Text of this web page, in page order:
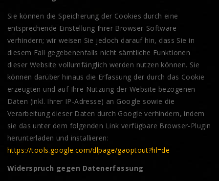
Sie können die Speicherung der Cookies durch eine
entsprechende Einstellung Ihrer Browser-Software
verhindern; wir weisen Sie jedoch darauf hin, dass Sie in
diesem Fall gegebenenfalls nicht sämtliche Funktionen
dieser Website vollumfänglich werden nutzen können. Sie
können darüber hinaus die Erfassung der durch das Cookie
erzeugten und auf Ihre Nutzung der Website bezogenen
Daten (inkl. Ihrer IP-Adresse) an Google sowie die
Verarbeitung dieser Daten durch Google verhindern, indem
sie das unter dem folgenden Link verfügbare Browser-Plugin
herunterladen und installieren:
https://tools.google.com/dlpage/gaoptout?hl=de
Widerspruch gegen Datenerfassung